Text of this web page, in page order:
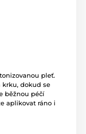
pleť.
krku, dokud se
běžnou péčí
aplikovat ráno i